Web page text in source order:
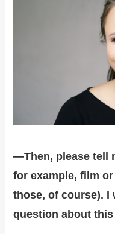
―Then, please tell
for example, film
those, of course). I
question about